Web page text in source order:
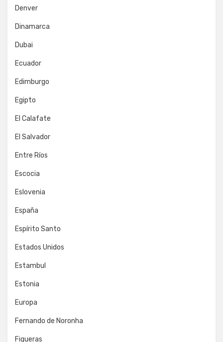
Denver
Dinamarca
Dubai
Ecuador
Edimburgo
Egipto
El Calafate
El Salvador
Entre Ríos
Escocia
Eslovenia
España
Espírito Santo
Estados Unidos
Estambul
Estonia
Europa
Fernando de Noronha
Figueras